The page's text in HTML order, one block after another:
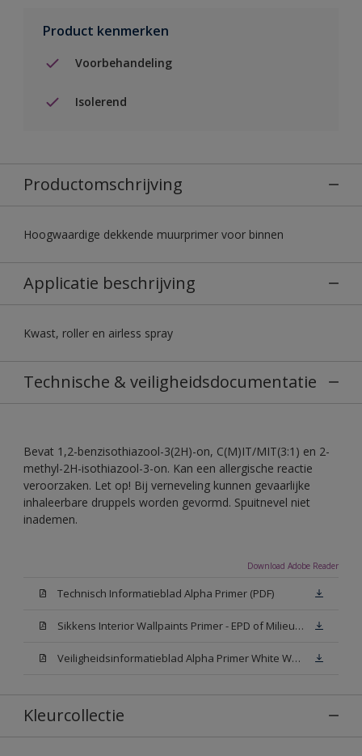
Product kenmerken
Voorbehandeling
Isolerend
Productomschrijving
Hoogwaardige dekkende muurprimer voor binnen
Applicatie beschrijving
Kwast, roller en airless spray
Technische & veiligheidsdocumentatie
Bevat 1,2-benzisothiazool-3(2H)-on, C(M)IT/MIT(3:1) en 2-
methyl-2H-isothiazool-3-on. Kan een allergische reactie
veroorzaken. Let op! Bij verneveling kunnen gevaarlijke
inhaleerbare druppels worden gevormd. Spuitnevel niet
inademen.
Download Adobe Reader
Technisch Informatieblad Alpha Primer (PDF)
Sikkens Interior Wallpaints Primer - EPD of Milieuproductverklaring
Veiligheidsinformatieblad Alpha Primer White W05 (MSDS)
Kleurcollectie